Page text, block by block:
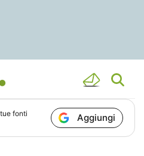
fonti
Aggiungi